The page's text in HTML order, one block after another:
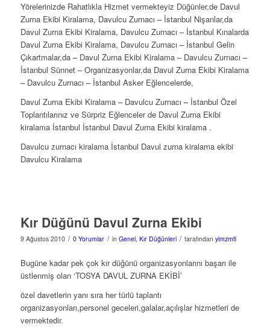
Yörelerinizde Rahatlıkla Hizmet vermekteyiz Düğünler,de Davul
Zurna Ekibi Kiralama, Davulcu Zurnacı – İstanbul Nişanlar,da
Davul Zurna Ekibi Kiralama, Davulcu Zurnacı – İstanbul Kınalarda
Davul Zurna Ekibi Kiralama, Davulcu Zurnacı – İstanbul Gelin
Çıkartmalar,da – Davul Zurna Ekibi Kiralama – Davulcu Zurnacı –
İstanbul Sünnet – Organizasyonlar,da Davul Zurna Ekibi Kiralama
– Davulcu Zurnacı – İstanbul Asker Eğlencelerde,
Davul Zurna Ekibi Kiralama – Davulcu Zurnacı – İstanbul Özel
Toplantılarınız ve Sürpriz Eğlenceler de Davul Zurna Ekibi
kiralama İstanbul İstanbul Davul Zurna Ekibi kiralama .
Davulcu zurnacı kiralama İstanbul Davul zurna kiralama ekibi
Davulcu Kiralama
Kır Düğünü Davul Zurna Ekibi
9 Ağustos 2010 / 0 Yorumlar / in Genel, Kır Düğünleri / tarafından ylmzmtl
Bugüne kadar pek çok kır düğünü organizasyonlarını başarı ile
üstlenmiş olan ‘TOSYA DAVUL ZURNA EKİBİ’
özel davetlerin yanı sıra her türlü taplantı
organizasyonları,personel geceleri,galalar,açılışlar hizmetleri de
vermektedir.